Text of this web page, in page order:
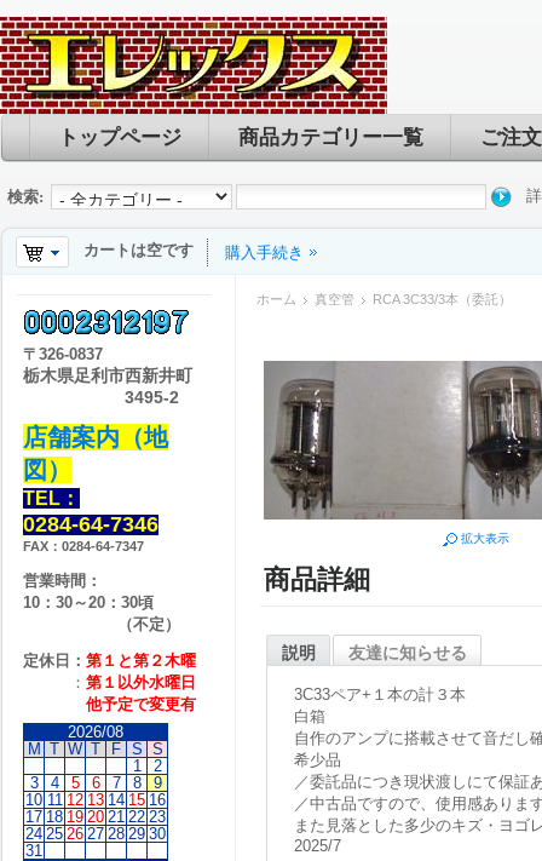
トップページ 商品カテゴリー一覧 ご注
検索:
カートは空です 購入手続き
ホーム 真空管 RCA 3C33/3本（委託）
拡大表示
商品詳細
説明 友達に知らせる
3C33ペア+１本の計３本
白箱
自作のアンプに搭載させて音だし
希少品
／委託品につき現状渡しにて保証
／中古品ですので、使用感ありま
また見落とした多少のキズ・ヨゴ
2025/7
〒 326-0837
栃木県足利市西新井町
3495-2
店舗案内（地
図）
TEL：
0284-64-7346
FAX：0284-64-7347
営業時間：
10：30～20：30頃
（不定）
定休日： 第１と第２木曜
： 第１以外水曜日
他予定で変更有
2026/08
M T W T F S S
1
2
3
4 5 6 7 8
9
10 11 12 13 14 15 16
17 18 19 20 21 22 23
24 25 26 27 28 29 30
31